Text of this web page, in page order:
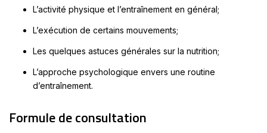
L’activité physique et l’entraînement en général;
L’exécution de certains mouvements;
Les quelques astuces générales sur la nutrition;
L’approche psychologique envers une routine
d’entraînement.
Formule de consultation